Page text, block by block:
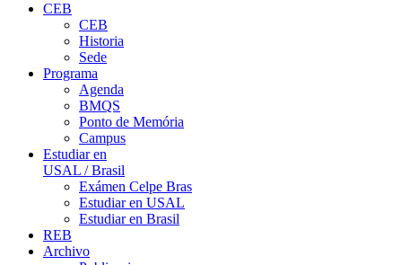
CEB
CEB
Historia
Sede
Programa
Agenda
BMQS
Ponto de Memória
Campus
Estudiar en
USAL / Brasil
Exámen Celpe Bras
Estudiar en USAL
Estudiar en Brasil
REB
Archivo